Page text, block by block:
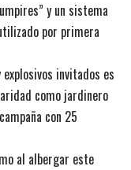
y un sistema
por primera
invitados es
como jardinero
con 25
al albergar este